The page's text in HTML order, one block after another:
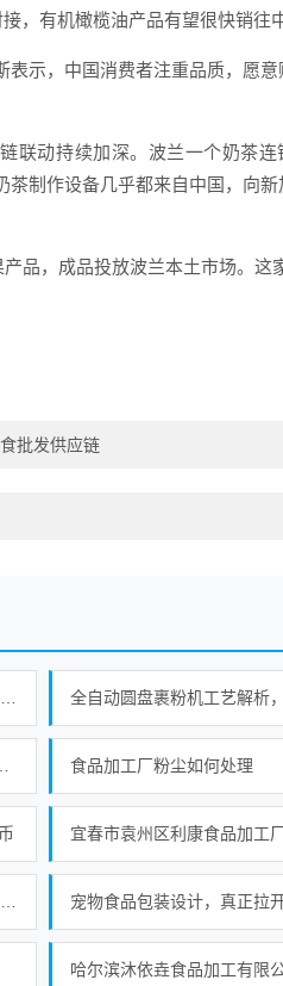
，有机橄榄油产品有望很快销往中
示，中国消费者注重品质，愿
联动持续加深。波兰一个奶茶
制作设备几乎都来自中国，向
品，成品投放波兰本土市场。这
批发供应链
全自动圆盘裹粉机工艺解析
食品加工厂粉尘如何处理
中山休闲零食全品类批发格局深度解析：一站式供应链服务的行业实践
哈尔滨沐依垚食品加工有限